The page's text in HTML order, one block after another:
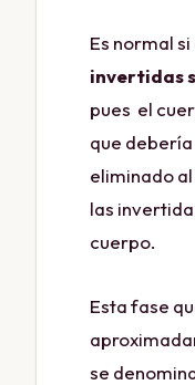
Es normal
invertidas
pues el
que
eliminado
las
cuerpo.
Esta fase
se